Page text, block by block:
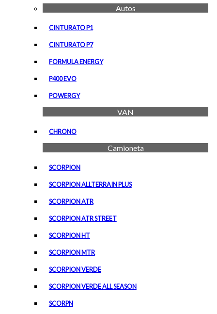
Autos
CINTURATO P1
CINTURATO P7
FORMULA ENERGY
P400 EVO
POWERGY
VAN
CHRONO
Camioneta
SCORPION
SCORPION ALLTERRAIN PLUS
SCORPION ATR
SCORPION ATR STREET
SCORPION HT
SCORPION MTR
SCORPION VERDE
SCORPION VERDE ALL SEASON
SCORPN